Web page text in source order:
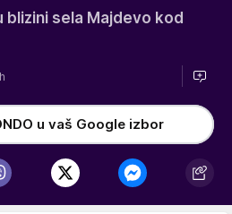
blizini sela Majdevo kod
u vaš Google izbor